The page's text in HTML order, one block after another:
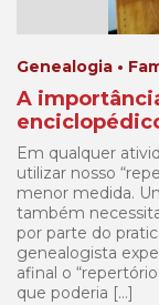
Genealogia •
A
Em qualquer
utilizar nosso
menor medida.
também
por parte do
genealogista
afinal o
que poderia […]